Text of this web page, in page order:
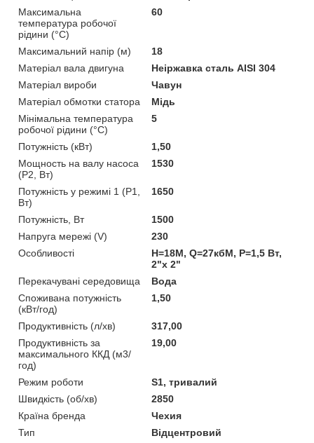
Максимальна
температура робочої
рідини (°C)
60
Максимальний напір (м)
18
Матеріал вала двигуна
Неіржавка сталь AISI 304
Матеріал вироби
Чавун
Матеріал обмотки статора
Мідь
Мінімальна температура
робочої рідини (°C)
5
Потужність (кВт)
1,50
Мощность на валу насоса
(P2, Вт)
1530
Потужність у режимі 1 (P1,
Вт)
1650
Потужність, Вт
1500
Напруга мережі (V)
230
Особливості
Н=18М, Q=27кбМ, P=1,5 Вт,
2"x 2"
Перекачувані середовища
Вода
Споживана потужність
(кВт/год)
1,50
Продуктивність (л/хв)
317,00
Продуктивність за
максимального ККД (м3/
год)
19,00
Режим роботи
S1, тривалий
Швидкість (об/хв)
2850
Країна бренда
Чехия
Тип
Відцентровий